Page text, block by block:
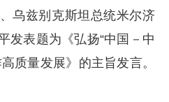
乌兹别克斯坦总统米尔济
发表题为《弘扬“中国 － 中
质量发展》的主旨发言。